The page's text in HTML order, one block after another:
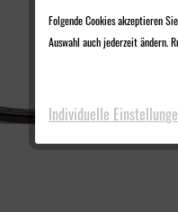
Folgende Cookies akzeptieren
Auswahl auch jederzeit ändern.
Individuelle